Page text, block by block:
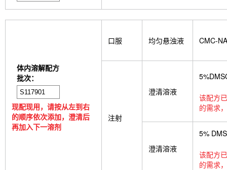
体内溶解配方
批次：
现配现用，请按从左到右
的顺序依次添加，澄清后
再加入下一溶剂
口服 均匀悬浊液 CMC-NA
注射
澄清溶液
该配方
的需求
澄清溶液
5%
该配方
的需求